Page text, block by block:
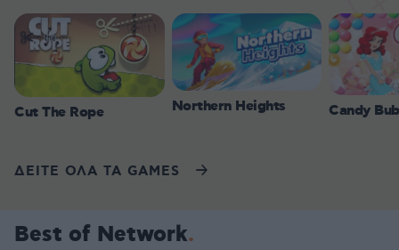
Cut The Rope Northern Heights Candy
ΔΕΙΤΕ ΟΛΑ ΤΑ GAMES
Best of Network